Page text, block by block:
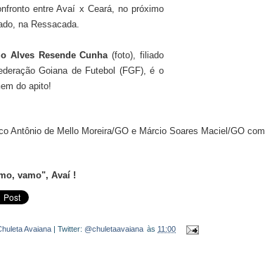
entre Avaí x Ceará, no próximo
na Ressacada.
Alves Resende Cunha(foto), filiado
Goiana de Futebol (FGF), é o
do apito!
Antônio de Mello Moreira/GO e Márcio Soares Maciel/GO
vamo", Avaí !
Avaiana | Twitter: @chuletaavaiana às 11:00